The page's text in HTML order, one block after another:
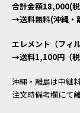
合計金額18,000(
→送料無料(沖縄・
エレメント（フィ
→送料1,100円（税
沖縄・離島は中継
注文時備考欄にて